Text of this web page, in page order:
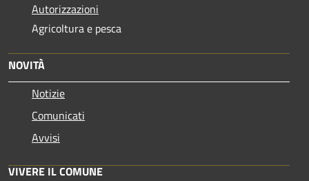
Autorizzazioni
Agricoltura e pesca
NOVITÀ
Notizie
Comunicati
Avvisi
VIVERE IL COMUNE